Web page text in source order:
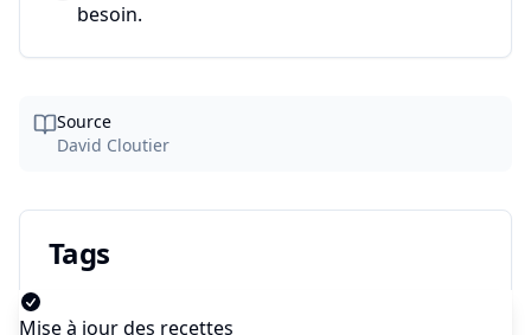
Mise à jour des recettes
besoin.
Source
David Cloutier
Tags